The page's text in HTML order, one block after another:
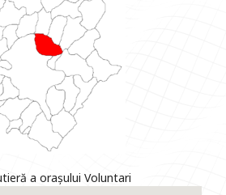
a orașului Voluntari